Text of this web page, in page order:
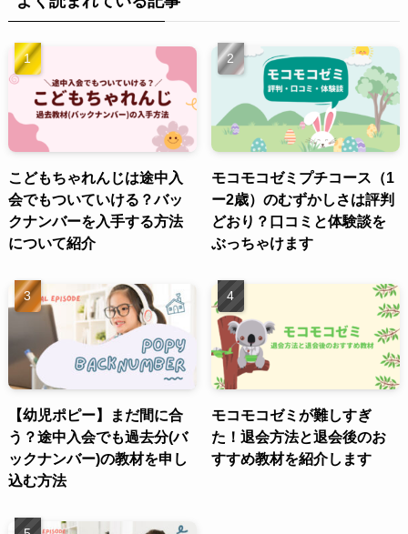
こどもちゃれんじは途中入
会でもついていける？バッ
クナンバーを入手する方法
について紹介
モコモコゼミプチコース（1
ー2歳）のむずかしさは評判
どおり？口コミと体験談を
ぶっちゃけます
【幼児ポピー】まだ間に合
う？途中入会でも過去分(バ
ックナンバー)の教材を申し
込む方法
モコモコゼミが難しすぎ
た！退会方法と退会後のお
すすめ教材を紹介します